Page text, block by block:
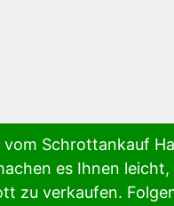
vom Schrottankauf
es Ihnen leicht,
zu verkaufen.